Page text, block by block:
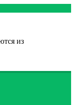
из